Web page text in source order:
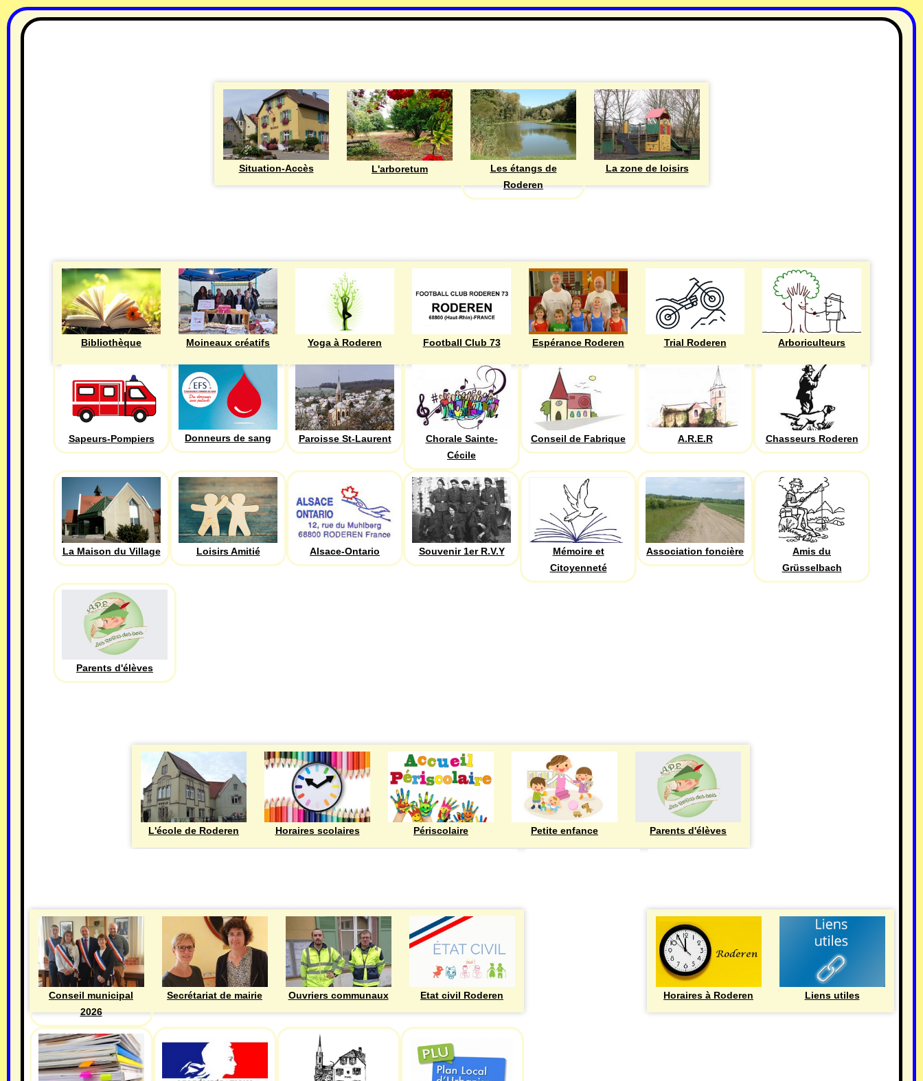
Situation-Accès L'arboretum
Les étangs de
Roderen
La zone de loisirs
Bibliothèque Moineaux créatifs Yoga à Roderen Football Club 73 Espérance Roderen Trial Roderen Arboriculteurs
Sapeurs-Pompiers Donneurs de sang Paroisse St-Laurent
Chorale Sainte-
Cécile
Conseil de Fabrique A.R.E.R Chasseurs Roderen
La Maison du Village Loisirs Amitié Alsace-Ontario Souvenir 1er R.V.Y
Mémoire et
Citoyenneté
Association foncière
Amis du
Grüsselbach
Parents d'élèves
L'école de Roderen Horaires scolaires Périscolaire Petite enfance Parents d'élèves
Conseil municipal
2026
Secrétariat de mairie Ouvriers communaux Etat civil Roderen Horaires à Roderen Liens utiles